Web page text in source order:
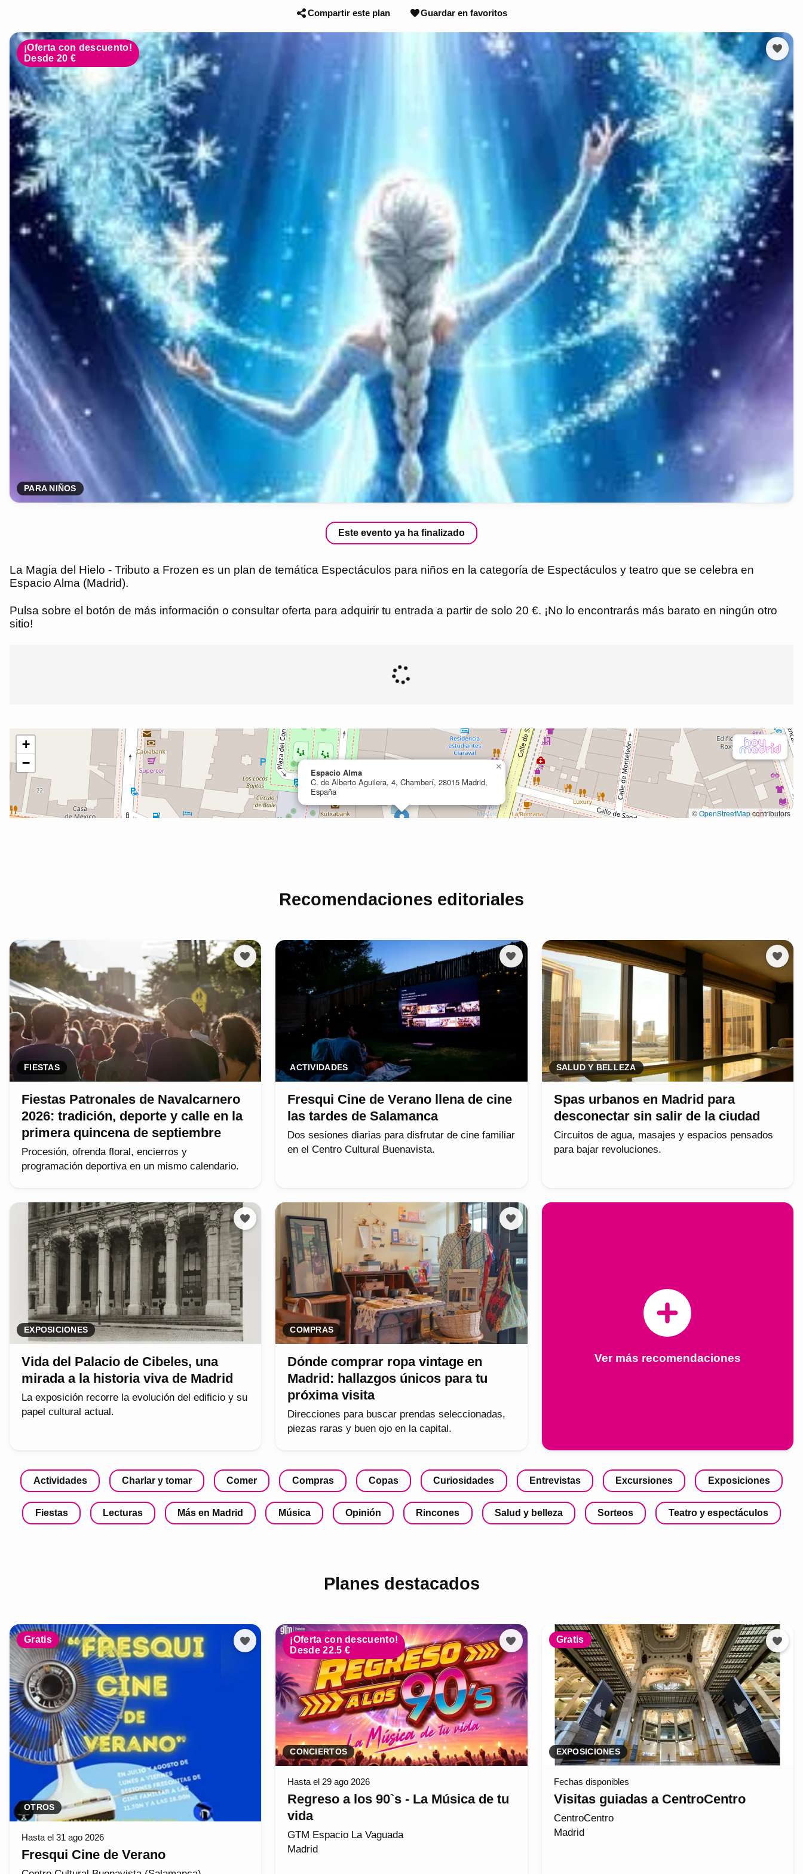
Compartir este plan Guardar en favoritos
¡Oferta con descuento!
Desde 20 €
PARA NIÑOS
Este evento ya ha finalizado
La Magia del Hielo - Tributo a Frozen es un plan de temática Espectáculos para niños en la categoría de Espectáculos y teatro que se celebra en
Espacio Alma (Madrid).
Pulsa sobre el botón de más información o consultar oferta para adquirir tu entrada a partir de solo 20 €. ¡No lo encontrarás más barato en ningún otro
sitio!
Recomendaciones editoriales
FIESTAS
Fiestas Patronales de Navalcarnero
2026: tradición, deporte y calle en la
primera quincena de septiembre
Procesión, ofrenda floral, encierros y
programación deportiva en un mismo calendario.
ACTIVIDADES
Fresqui Cine de Verano llena de cine
las tardes de Salamanca
Dos sesiones diarias para disfrutar de cine familiar
en el Centro Cultural Buenavista.
SALUD Y BELLEZA
Spas urbanos en Madrid para
desconectar sin salir de la ciudad
Circuitos de agua, masajes y espacios pensados
para bajar revoluciones.
EXPOSICIONES
Vida del Palacio de Cibeles, una
mirada a la historia viva de Madrid
La exposición recorre la evolución del edificio y su
papel cultural actual.
COMPRAS
Dónde comprar ropa vintage en
Madrid: hallazgos únicos para tu
próxima visita
Direcciones para buscar prendas seleccionadas,
piezas raras y buen ojo en la capital.
Ver más recomendaciones
Actividades Charlar y tomar Comer Compras Copas Curiosidades Entrevistas Excursiones Exposiciones
Fiestas Lecturas Más en Madrid Música Opinión Rincones Salud y belleza Sorteos Teatro y espectáculos
Planes destacados
Gratis
OTROS
Hasta el 31 ago 2026
Fresqui Cine de Verano
¡Oferta con descuento!
Desde 22.5 €
CONCIERTOS
Hasta el 29 ago 2026
Regreso a los 90`s - La Música de tu
vida
GTM Espacio La Vaguada
Madrid
Gratis
EXPOSICIONES
Fechas disponibles
Visitas guiadas a CentroCentro
CentroCentro
Madrid